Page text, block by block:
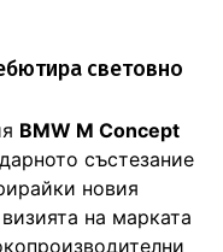
световно
BMW M Concept
състезание
новия
на марката